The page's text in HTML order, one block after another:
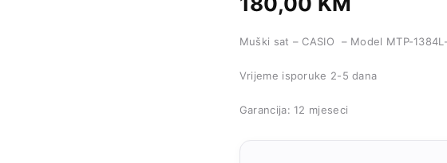
Muški sat – CASIO – Model MTP-1384L-
Vrijeme isporuke 2-5 dana
Garancija: 12 mjeseci